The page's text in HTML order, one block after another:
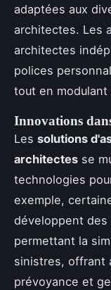
adaptées aux
architectes. Les
architectes
polices
tout en modulant
Innovations
Les solutions
architectes se
technologies
exemple,
développent des
permettant la
sinistres, offrant
prévoyance et